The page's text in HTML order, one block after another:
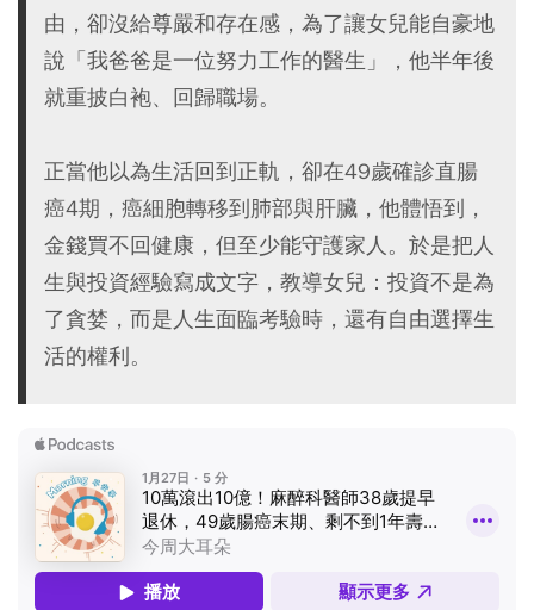
由，卻沒給尊嚴和存在感，為了讓女兒能自豪地
說「我爸爸是一位努力工作的醫生」，他半年後
就重披白袍、回歸職場。
正當他以為生活回到正軌，卻在49歲確診直腸
癌4期，癌細胞轉移到肺部與肝臟，他體悟到，
金錢買不回健康，但至少能守護家人。於是把人
生與投資經驗寫成文字，教導女兒：投資不是為
了貪婪，而是人生面臨考驗時，還有自由選擇生
活的權利。